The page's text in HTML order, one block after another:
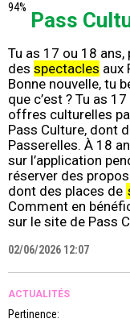
94%
Pass
Tu as 17 ou 18
des spectacles aux
Bonne nouvelle, tu
que c’est ? Tu as
offres culturelles
Pass Culture, dont
Passerelles. À 18
sur l’application
réserver des
dont des places de
Comment en
sur le site de Pass
02/06/2026 12:07
ACTUALITÉS
Pertinence: